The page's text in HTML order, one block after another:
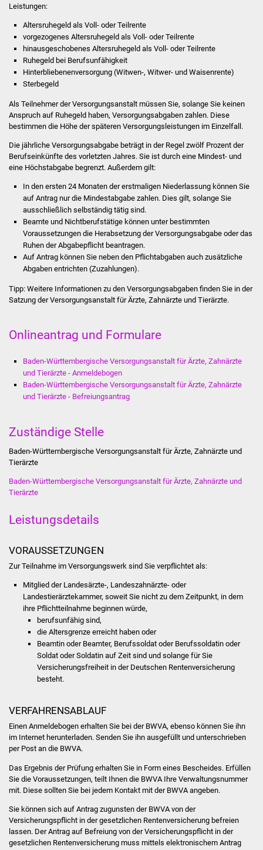
Wahlen
Stadtinfo
Partnerstädte
Projekte
Sanierung Hallenbad
Sanierung Bizethalle
Ortsentwicklung
Presse
Bürgerinfos
Bildung
Kolping-Musikschule
Volkshochschule
Kirchen
Fachteam Jugend
Familienzentrum
Suenergie
Leistungen:
Altersruhegeld als Voll- oder Teilrente
vorgezogenes Altersruhegeld als Voll- oder Teilrente
hinausgeschobenes Altersruhegeld als Voll- oder Teilrente
Ruhegeld bei Berufsunfähigkeit
Hinterbliebenenversorgung (Witwen-, Witwer- und Waisenrente)
Sterbegeld
Als Teilnehmer der Versorgungsanstalt müssen Sie, solange Sie keinen
Anspruch auf Ruhegeld haben, Versorgungsabgaben zahlen. Diese
bestimmen die Höhe der späteren Versorgungsleistungen im Einzelfall.
Die jährliche Versorgungsabgabe beträgt in der Regel zwölf Prozent der
Berufseinkünfte des vorletzten Jahres. Sie ist durch eine Mindest- und
eine Höchstabgabe begrenzt. Außerdem gilt:
In den ersten 24 Monaten der erstmaligen Niederlassung können Sie
auf Antrag nur die Mindestabgabe zahlen. Dies gilt, solange Sie
ausschließlich selbständig tätig sind.
Beamte und Nichtberufstätige können unter bestimmten
Voraussetzungen die Herabsetzung der Versorgungsabgabe oder das
Ruhen der Abgabepflicht beantragen.
Auf Antrag können Sie neben den Pflichtabgaben auch zusätzliche
Abgaben entrichten (Zuzahlungen).
Tipp:Weitere Informationen zu den Versorgungsabgaben finden Sie in der
Satzung der Versorgungsanstalt für Ärzte, Zahnärzte und Tierärzte.
Onlineantrag und Formulare
Baden-Württembergische Versorgungsanstalt für Ärzte, Zahnärzte
und Tierärzte - Anmeldebogen
Baden-Württembergische Versorgungsanstalt für Ärzte, Zahnärzte
und Tierärzte - Befreiungsantrag
Zuständige Stelle
Baden-Württembergische Versorgungsanstalt für Ärzte, Zahnärzte und
Tierärzte
Baden-Württembergische Versorgungsanstalt für Ärzte, Zahnärzte und
Tierärzte
Leistungsdetails
VORAUSSETZUNGEN
Zur Teilnahme im Versorgungswerk sind Sie verpflichtet als:
Mitglied der Landesärzte-, Landeszahnärzte- oder
Landestierärztekammer, soweit Sie nicht zu dem Zeitpunkt, in dem
ihre Pflichtteilnahme beginnen würde,
berufsunfähig sind,
die Altersgrenze erreicht haben oder
Beamtin oder Beamter, Berufssoldat oder Berufssoldatin oder
Soldat oder Soldatin auf Zeit sind und solange für Sie
Versicherungsfreiheit in der Deutschen Rentenversicherung
besteht.
VERFAHRENSABLAUF
Einen Anmeldebogen erhalten Sie bei der BWVA, ebenso können Sie ihn
im Internet herunterladen. Senden Sie ihn ausgefüllt und unterschrieben
per Post an die BWVA.
Das Ergebnis der Prüfung erhalten Sie in Form eines Bescheides. Erfüllen
Sie die Voraussetzungen, teilt Ihnen die BWVA Ihre Verwaltungsnummer
mit. Diese sollten Sie bei jedem Kontakt mit der BWVA angeben.
Sie können sich auf Antrag zugunsten der BWVA von der
Versicherungspflicht in der gesetzlichen Rentenversicherung befreien
lassen. Der Antrag auf Befreiung von der Versicherungspflicht in der
gesetzlichen Rentenversicherung muss mittels elektronischem Antrag